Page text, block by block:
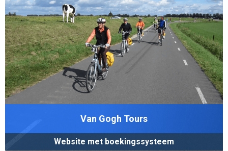
Van Gogh Tours
Website met boekingssysteem